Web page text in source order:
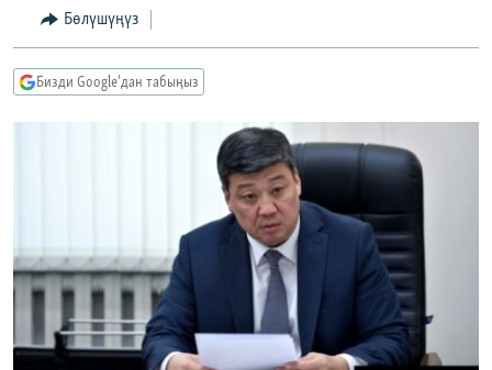
БҮГҮН АЗАТТЫКТА
ЫҢГАЙСЫЗ СУРООЛОР
ПОДКАСТ
Русский
ЭЕ/АРнун бардык сайттары
Бөлүшүңүз
Бизди Google'дан табыңыз